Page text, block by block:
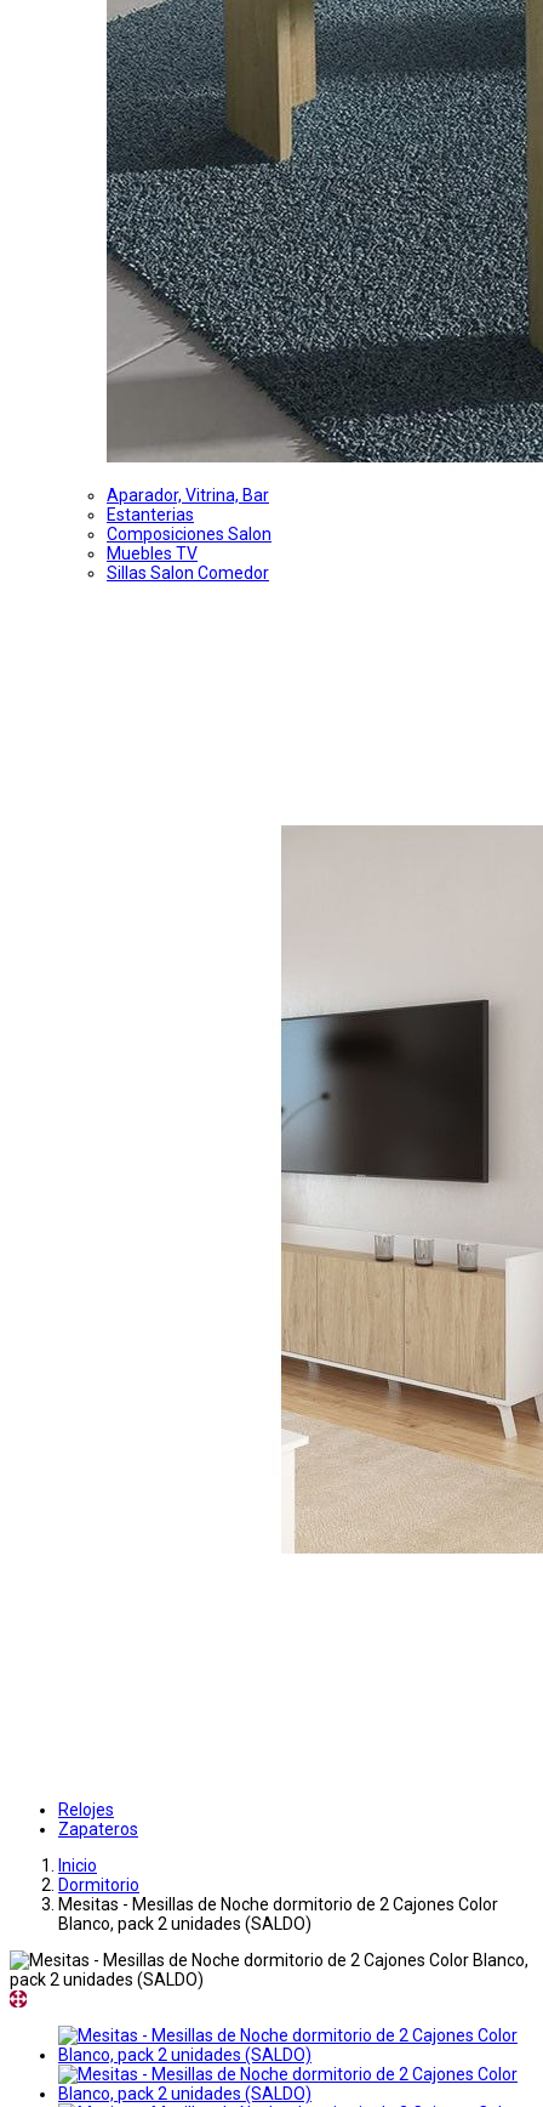
Aparador, Vitrina, Bar
Estanterias
Composiciones Salon
Muebles TV
Sillas Salon Comedor
Relojes
Zapateros
Inicio
Dormitorio
Mesitas - Mesillas de Noche dormitorio de 2 Cajones Color
Blanco, pack 2 unidades (SALDO)